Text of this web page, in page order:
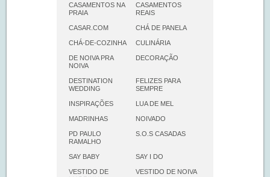
CASAMENTOS NA
PRAIA
CASAMENTOS
REAIS
CASAR.COM CHÁ DE PANELA
CHÁ-DE-COZINHA CULINÁRIA
DE NOIVA PRA
NOIVA
DECORAÇÃO
DESTINATION
WEDDING
FELIZES PARA
SEMPRE
INSPIRAÇÕES LUA DE MEL
MADRINHAS NOIVADO
PD PAULO
RAMALHO
S.O.S CASADAS
SAY BABY SAY I DO
VESTIDO DE
VESTIDO DE NOIVA